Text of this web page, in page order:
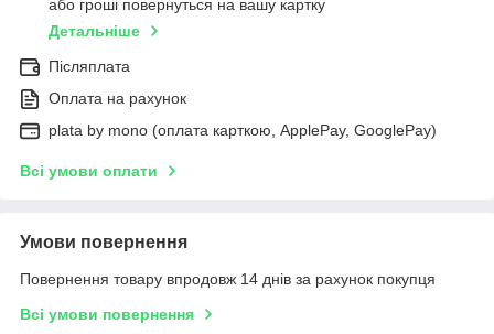
або гроші повернуться на вашу картку
Детальніше
Післяплата
Оплата на рахунок
plata by mono (оплата карткою, ApplePay, GooglePay)
Всі умови оплати
Умови повернення
Повернення товару впродовж 14 днів за рахунок покупця
Всі умови повернення